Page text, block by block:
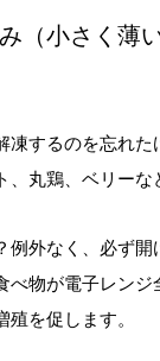
（小さく薄
凍するのを忘れ
丸鶏、ベリー
例外なく、必ず
べ物が電子レン
を促します。